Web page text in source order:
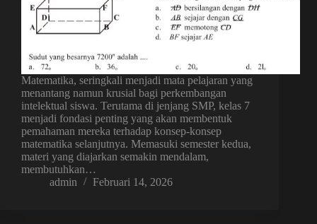
Matematika, seringkali menjadi mata pelajaran yang
menantang namun krusial bagi perkembangan
intelektual siswa. Terutama di jenjang SMP, kelas 7
menjadi fondasi penting yang akan membentuk
pemahaman mereka terhadap konsep-konsep
matematika selanjutnya. Memasuki semester kedua,
materi yang diajarkan semakin mendalam,
membutuhkan…
admin
Februari 14, 2026